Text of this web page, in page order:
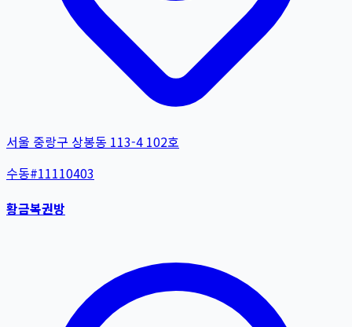
서울 중랑구 상봉동 113-4 102호
수동#11110403
황금복권방